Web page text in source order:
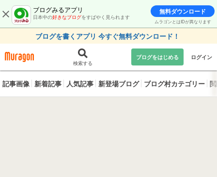
ブログみるアプリ
日本中の好きなブログをすばやく見られます
無料ダウンロード
ムラゴンとはIDが異なります
ブログを書くアプリ 今すぐ無料ダウンロード！
検索する
ブログをはじめる ログイン
記事画像 新着記事 人気記事 新登場ブログ ブログ村カテゴリー